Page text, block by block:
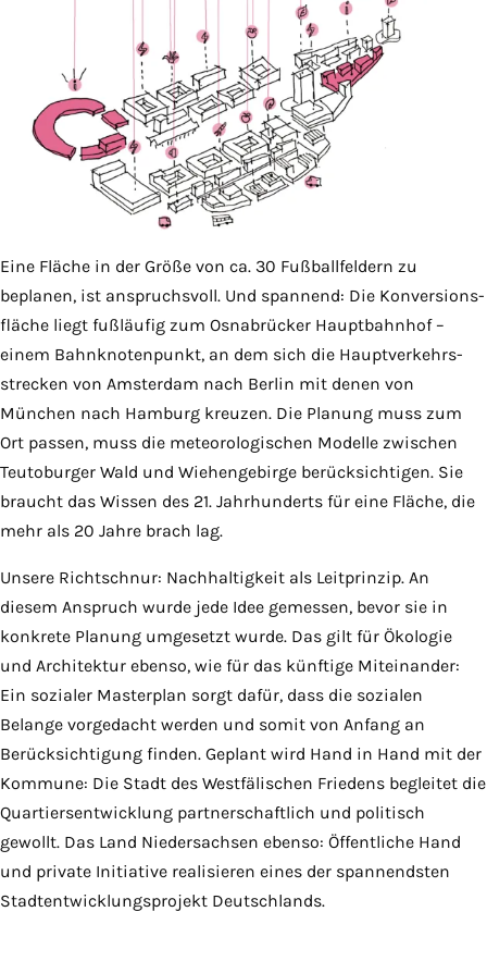
Eine Fläche in der Größe von ca. 30 Fußballfeldern zu
beplanen, ist anspruchsvoll. Und spannend: Die Konversions­
fläche liegt fußläufig zum Osnabrücker Hauptbahnhof –
einem Bahn­knotenpunkt, an dem sich die Haupt­verkehrs­
strecken von Amsterdam nach Berlin mit denen von
München nach Hamburg kreuzen. Die Planung muss zum
Ort passen, muss die meteorologischen Modelle zwischen
Teutoburger Wald und Wiehengebirge berücksichtigen. Sie
braucht das Wissen des 21. Jahrhunderts für eine Fläche, die
mehr als 20 Jahre brach lag.
Unsere Richtschnur: Nachhaltigkeit als Leit­prinzip. An
diesem Anspruch wurde jede Idee gemessen, bevor sie in
konkrete Planung umgesetzt wurde. Das gilt für Ökologie
und Architektur ebenso, wie für das künftige Miteinander:
Ein sozialer Masterplan sorgt dafür, dass die sozialen
Belange vorgedacht werden und somit von Anfang an
Berück­sichti­gung finden. Geplant wird Hand in Hand mit der
Kommune: Die Stadt des Westfälischen Friedens begleitet die
Quartiers­ent­wicklung partner­schaft­lich und politisch
gewollt. Das Land Niedersachsen ebenso: Öffentliche Hand
und private Initiative realisieren eines der spannendsten
Stadt­entwicklungs­projekt Deutschlands.